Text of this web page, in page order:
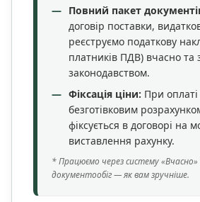
Повний пакет
договір поставки,
реєструємо податкову
платників ПДВ) вчасно та
законодавством.
Фіксація ціни: При оплаті
безготівковим
фіксується в договорі на
виставлення рахунку.
* Працюємо через систему
документообіг — як вам зручніше.